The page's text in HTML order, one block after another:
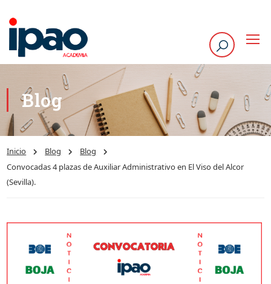
Blog
Inicio Blog
Blog
Convocadas 4 plazas de Auxiliar Administrativo en El Viso del Alcor
(Sevilla).